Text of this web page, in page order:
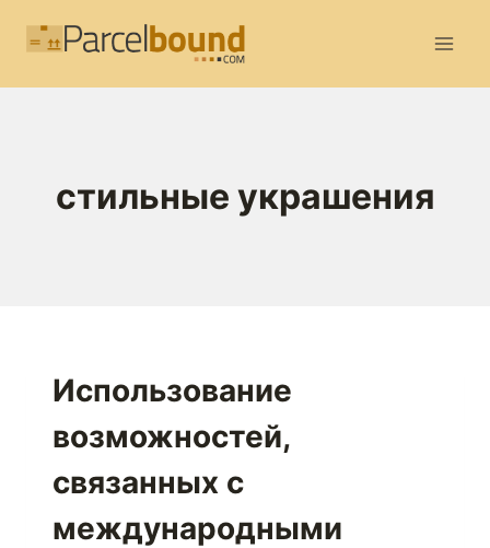
стильные украшения
Использование
возможностей,
связанных с
международными